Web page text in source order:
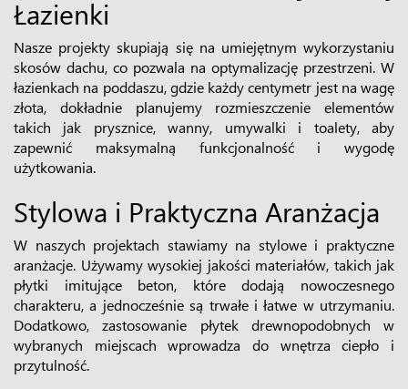
Łazienki
Nasze projekty skupiają się na umiejętnym wykorzystaniu
skosów dachu, co pozwala na optymalizację przestrzeni. W
łazienkach na poddaszu, gdzie każdy centymetr jest na wagę
złota, dokładnie planujemy rozmieszczenie elementów
takich jak prysznice, wanny, umywalki i toalety, aby
zapewnić maksymalną funkcjonalność i wygodę
użytkowania.
Stylowa i Praktyczna Aranżacja
W naszych projektach stawiamy na stylowe i praktyczne
aranżacje. Używamy wysokiej jakości materiałów, takich jak
płytki imitujące beton, które dodają nowoczesnego
charakteru, a jednocześnie są trwałe i łatwe w utrzymaniu.
Dodatkowo, zastosowanie płytek drewnopodobnych w
wybranych miejscach wprowadza do wnętrza ciepło i
przytulność.